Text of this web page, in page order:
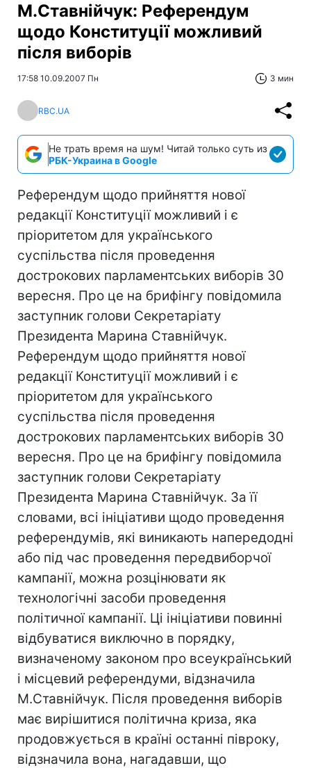
М.Ставнійчук: Референдум
щодо Конституції можливий
після виборів
17:58 10.09.2007 Пн 3 мин
RBC.UA
Не трать время на шум! Читай только суть из
РБК-Украина в Google
Референдум щодо прийняття нової
редакції Конституції можливий і є
пріоритетом для українського
суспільства після проведення
дострокових парламентських виборів 30
вересня. Про це на брифінгу повідомила
заступник голови Секретаріату
Президента Марина Ставнійчук.
Референдум щодо прийняття нової
редакції Конституції можливий і є
пріоритетом для українського
суспільства після проведення
дострокових парламентських виборів 30
вересня. Про це на брифінгу повідомила
заступник голови Секретаріату
Президента Марина Ставнійчук. За її
словами, всі ініціативи щодо проведення
референдумів, які виникають напередодні
або під час проведення передвиборчої
кампанії, можна розцінювати як
технологічні засоби проведення
політичної кампанії. Ці ініціативи повинні
відбуватися виключно в порядку,
визначеному законом про всеукраїнський
і місцевий референдуми, відзначила
М.Ставнійчук. Після проведення виборів
має вирішитися політична криза, яка
продовжується в країні останні півроку,
відзначила вона, нагадавши, що